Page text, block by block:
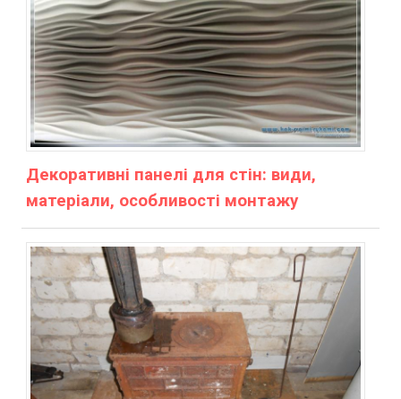
Декоративні панелі для стін: види,
матеріали, особливості монтажу